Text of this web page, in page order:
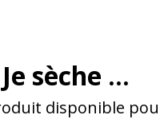
Je sèche ...
disponible